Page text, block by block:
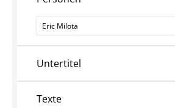
Personen
Untertitel
Texte